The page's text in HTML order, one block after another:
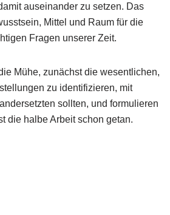
auseinander zu setzen. Das
Mittel und Raum für die
Fragen unserer Zeit.
Mühe, zunächst die wesentlichen,
zu identifizieren, mit
sollten, und formulieren
die halbe Arbeit schon getan.